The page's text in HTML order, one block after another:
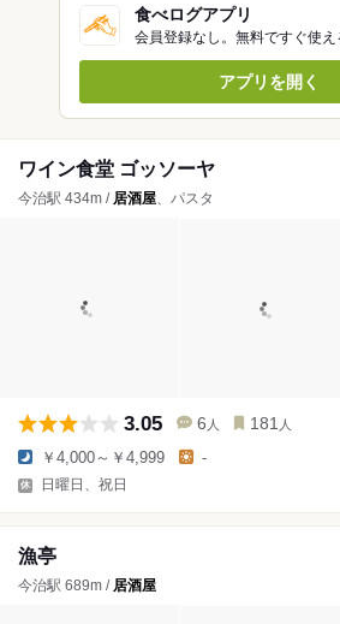
食べログアプリ
会員登録なし。無料ですぐ使え
アプリを開く
ワイン食堂 ゴッソーヤ
今治駅 434m / 居酒屋、パスタ
3.05 6 人 181 人
￥4,000～￥4,999 -
日曜日、祝日
漁亭
今治駅 689m / 居酒屋